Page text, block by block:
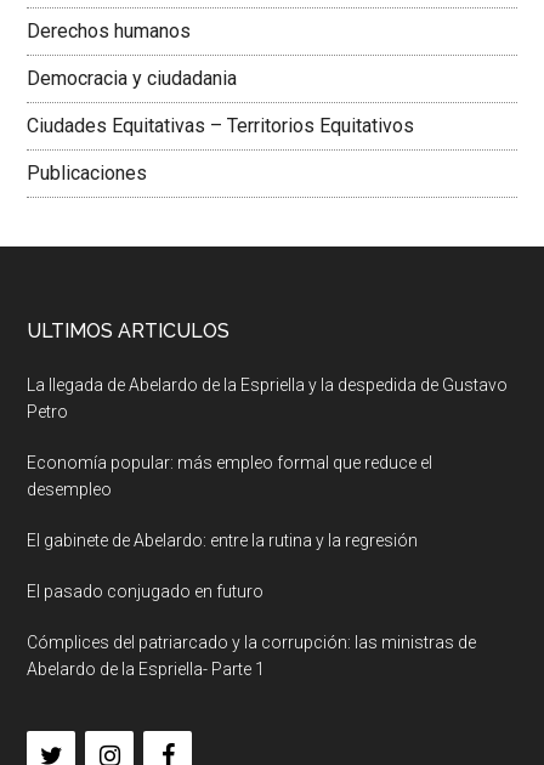
Derechos humanos
Democracia y ciudadania
Ciudades Equitativas – Territorios Equitativos
Publicaciones
ULTIMOS ARTICULOS
La llegada de Abelardo de la Espriella y la despedida de Gustavo
Petro
Economía popular: más empleo formal que reduce el
desempleo
El gabinete de Abelardo: entre la rutina y la regresión
El pasado conjugado en futuro
Cómplices del patriarcado y la corrupción: las ministras de
Abelardo de la Espriella- Parte 1